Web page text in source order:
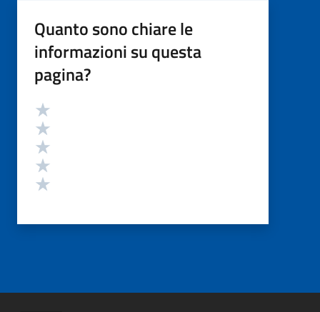
Quanto sono chiare le
informazioni su questa
pagina?
Valutazione